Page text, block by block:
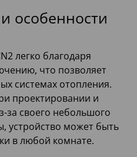
особенности
легко благодаря
что позволяет
системах отопления.
проектировании и
своего небольшого
устройство может быть
в любой комнате.